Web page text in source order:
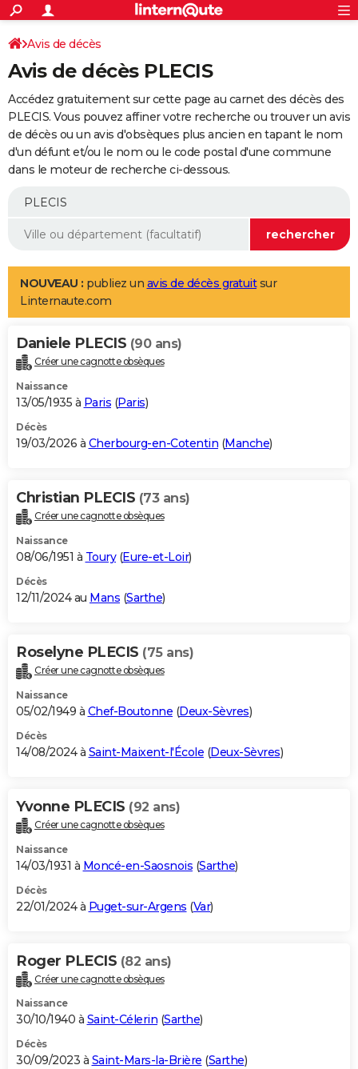
ACTUALITÉS
Politique
Société
Faits Divers
Education
Monde
Villes
+
SPORT
Coupe du monde 2026
Football
Tennis
Cyclisme
Rugby
Forum
Programme TV
TNT
Streaming
Cinéma
Sorties cinéma
Musique
+
FINANCE
Retraite
Impôts
Epargne
Immobilier
Risques naturels par ville
Banque
Assurance
Crédit
AUTO
Essais
Réserver un essai
Citadines
Berlines
SUV
Forum auto
+
Mobiles
Meilleur smartphone
Internet
Ordinateurs
Jeux vidéo
Guide high-tech
Aménagement intérieur
LIFESTYLE
Art de vivre
Bien-être
Loisirs
Mode
Modes de vie
Alimentation
Guide de la santé
Maladies
Médicaments
Sommeil
VOYAGE
Destinations
City break
Voyage nature
Voyage de noces
Forum
Climat
+PHOTO
GUIDES D'ACHAT
BONS PLANS
Carte de Noël
Carte Bonne année
Carte Saint-Valentin
Carte Pâques
Carte d'anniversaire
DICTIONNAIRE
Dictionnaire
Biographies
Citations
Expressions
Proverbes
PROGRAMME TV
S'inscrire
Se connecter
Lycées
Collèges
Primaires
Universités
Entreprises
Service militaire
Avis de recherche
AVIS DE DÉCÈS
Bricolage
Lifestyle
Culture
Sport
Auto
Television
Voyage
Cinema
Avis de décès
Avis de décès PLECIS
Accédez gratuitement sur cette page au carnet des décès des
PLECIS. Vous pouvez affiner votre recherche ou trouver un avis
de décès ou un avis d'obsèques plus ancien en tapant le nom
d'un défunt et/ou le nom ou le code postal d'une commune
dans le moteur de recherche ci-dessous.
NOUVEAU : publiez un avis de décès gratuitsur
Linternaute.com
Daniele PLECIS (90 ans)
Créer une cagnotte obsèques
Naissance
13/05/1935 à Paris (Paris)
Décès
19/03/2026 à Cherbourg-en-Cotentin (Manche)
Christian PLECIS (73 ans)
Créer une cagnotte obsèques
Naissance
08/06/1951 à Toury(Eure-et-Loir)
Décès
12/11/2024 au Mans (Sarthe)
Roselyne PLECIS (75 ans)
Créer une cagnotte obsèques
Naissance
05/02/1949 à Chef-Boutonne (Deux-Sèvres)
Décès
14/08/2024 à Saint-Maixent-l'École (Deux-Sèvres)
Yvonne PLECIS (92 ans)
Créer une cagnotte obsèques
Naissance
14/03/1931 à Moncé-en-Saosnois (Sarthe)
Décès
22/01/2024 à Puget-sur-Argens (Var)
Roger PLECIS (82 ans)
Créer une cagnotte obsèques
Naissance
30/10/1940 à Saint-Célerin (Sarthe)
Décès
30/09/2023 à Saint-Mars-la-Brière (Sarthe)